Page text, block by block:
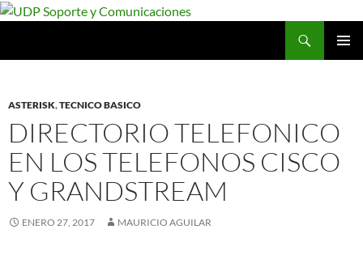
Saltar
ASTERISK,TECNICO BASICO
DIRECTORIO TELEFONICO
EN LOS TELEFONOS CISCO
Y GRANDSTREAM
ENERO 27, 2017 MAURICIO AGUILAR